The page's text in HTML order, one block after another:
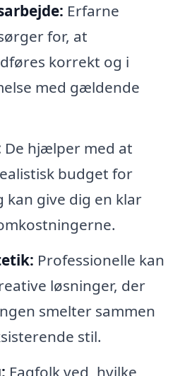
Erfarne
for, at
korrekt og i
med gældende
De hjælper med at
budget for
give dig en klar
Professionelle kan
løsninger, der
smelter sammen
stil.
Fagfolk ved, hvilke